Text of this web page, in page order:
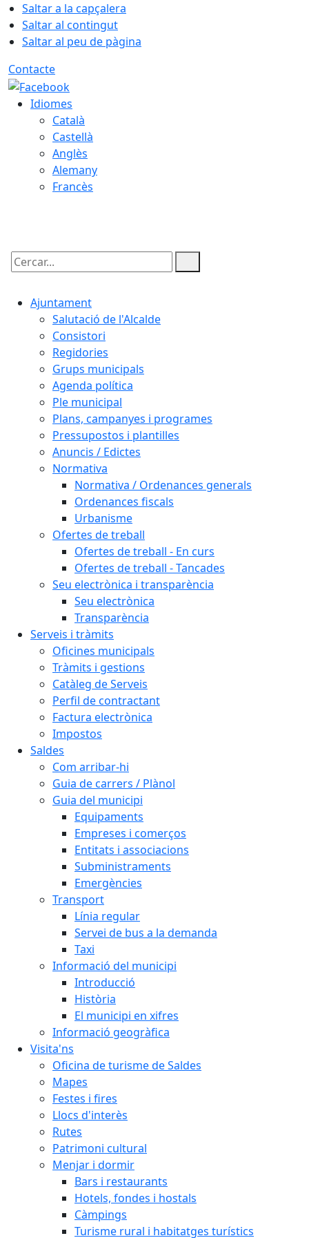
Saltar a la capçalera
Saltar al contingut
Saltar al peu de pàgina
Contacte
Idiomes
Català
Castellà
Anglès
Alemany
Francès
Cercar:
Ajuntament
Salutació de l'Alcalde
Consistori
Regidories
Grups municipals
Agenda política
Ple municipal
Plans, campanyes i programes
Pressupostos i plantilles
Anuncis / Edictes
Normativa
Normativa / Ordenances generals
Ordenances fiscals
Urbanisme
Ofertes de treball
Ofertes de treball - En curs
Ofertes de treball - Tancades
Seu electrònica i transparència
Seu electrònica
Transparència
Serveis i tràmits
Oficines municipals
Tràmits i gestions
Catàleg de Serveis
Perfil de contractant
Factura electrònica
Impostos
Saldes
Com arribar-hi
Guia de carrers / Plànol
Guia del municipi
Equipaments
Empreses i comerços
Entitats i associacions
Subministraments
Emergències
Transport
Línia regular
Servei de bus a la demanda
Taxi
Informació del municipi
Introducció
Història
El municipi en xifres
Informació geogràfica
Visita'ns
Oficina de turisme de Saldes
Mapes
Festes i fires
Llocs d'interès
Rutes
Patrimoni cultural
Menjar i dormir
Bars i restaurants
Hotels, fondes i hostals
Càmpings
Turisme rural i habitatges turístics